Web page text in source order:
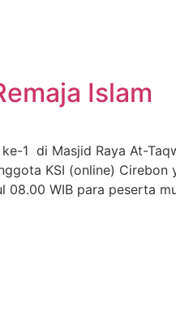
Islam
1 di Masjid Raya At-
KSI (online) Cirebon
08.00 WIB para peserta